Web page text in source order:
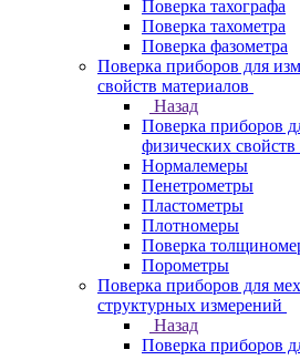
Поверка тахографа
Поверка тахометра
Поверка фазометра
Поверка приборов для
свойств материалов
Назад
Поверка приборов
физических свойств
Нормалемеры
Пенетрометры
Пластометры
Плотномеры
Поверка
Порометры
Поверка приборов для
структурных измерений
Назад
Поверка приборов